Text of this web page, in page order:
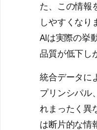
た、この情報
しやすくなり
AIは実際の挙
品質が低下し
統合データに
プリンシパル
れまったく異
は断片的な情